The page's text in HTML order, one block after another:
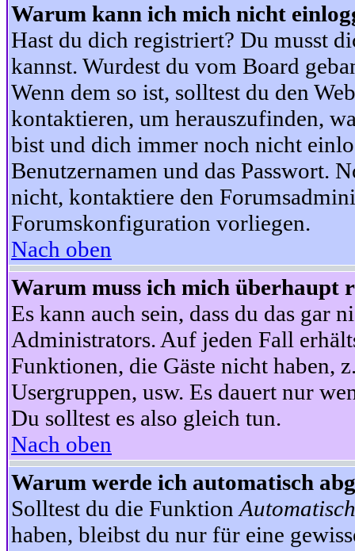
Warum kann ich mich nicht
Hast du dich registriert? Du musst
kannst. Wurdest du vom Board
Wenn dem so ist, solltest du den
kontaktieren, um herauszufinden,
bist und dich immer noch nicht
Benutzernamen und das Passwort.
nicht, kontaktiere den
Forumskonfiguration vorliegen.
Nach oben
Warum muss ich mich überhaupt
Es kann auch sein, dass du das gar
Administrators. Auf jeden Fall
Funktionen, die Gäste nicht haben,
Usergruppen, usw. Es dauert nur
Du solltest es also gleich tun.
Nach oben
Warum werde ich automatisch
Solltest du die Funktion
haben, bleibst du nur für eine